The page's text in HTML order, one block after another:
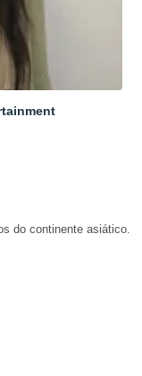
do continente asiático.